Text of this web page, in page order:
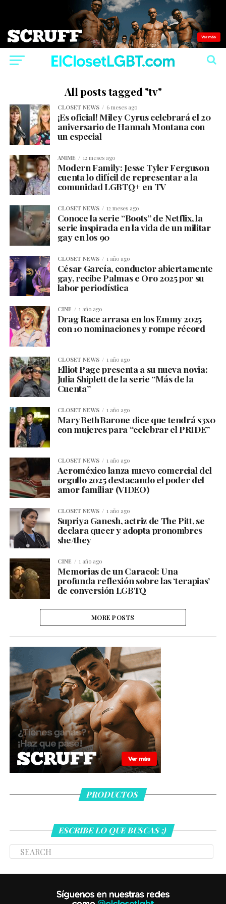
All posts tagged "tv"
CLOSET NEWS 6 meses ago
¡Es oficial! Miley Cyrus celebrará el 20
aniversario de Hannah Montana con
un especial
ANIME 12 meses ago
Modern Family: Jesse Tyler Ferguson
cuenta lo difícil de representar a la
comunidad LGBTQ+ en TV
CLOSET NEWS 12 meses ago
Conoce la serie “Boots” de Netflix, la
serie inspirada en la vida de un militar
gay en los 90
CLOSET NEWS 1 año ago
César García, conductor abiertamente
gay, recibe Palmas e Oro 2025 por su
labor periodística
CINE 1 año ago
Drag Race arrasa en los Emmy 2025
con 10 nominaciones y rompe récord
CLOSET NEWS 1 año ago
Elliot Page presenta a su nueva novia:
Julia Shiplett de la serie “Más de la
Cuenta”
CLOSET NEWS 1 año ago
Mary Beth Barone dice que tendrá s3x0
con mujeres para “celebrar el PRIDE”
CLOSET NEWS 1 año ago
Aeroméxico lanza nuevo comercial del
orgullo 2025 destacando el poder del
amor familiar (VIDEO)
CLOSET NEWS 1 año ago
Supriya Ganesh, actriz de The Pitt, se
declara queer y adopta pronombres
she/they
CINE 1 año ago
Memorias de un Caracol: Una
profunda reflexión sobre las ‘terapias’
de conversión LGBTQ
MORE POSTS
PRODUCTOS
ESCRIBE LO QUE BUSCAS ;)